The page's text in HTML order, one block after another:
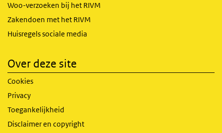
Woo-verzoeken bij het RIVM
Zakendoen met het RIVM
Huisregels sociale media
Over deze site
Cookies
Privacy
Toegankelijkheid
Disclaimer en copyright